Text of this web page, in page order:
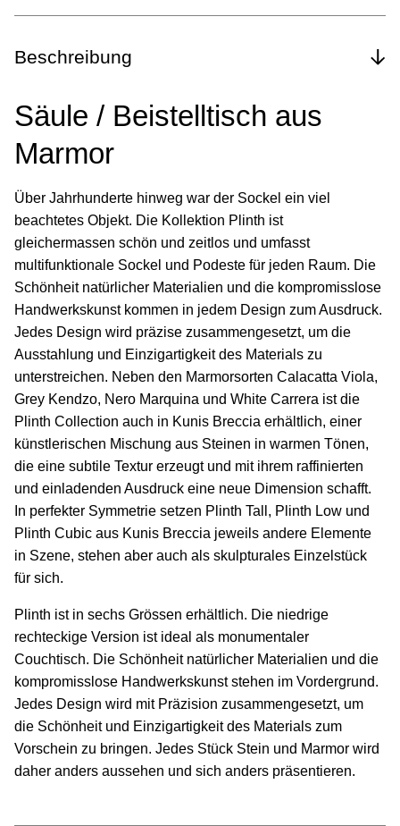
Beschreibung
Säule / Beistelltisch aus
Marmor
Über Jahrhunderte hinweg war der Sockel ein viel
beachtetes Objekt. Die Kollektion Plinth ist
gleichermassen schön und zeitlos und umfasst
multifunktionale Sockel und Podeste für jeden Raum. Die
Schönheit natürlicher Materialien und die kompromisslose
Handwerkskunst kommen in jedem Design zum Ausdruck.
Jedes Design wird präzise zusammengesetzt, um die
Ausstahlung und Einzigartigkeit des Materials zu
unterstreichen. Neben den Marmorsorten Calacatta Viola,
Grey Kendzo, Nero Marquina und White Carrera ist die
Plinth Collection auch in Kunis Breccia erhältlich, einer
künstlerischen Mischung aus Steinen in warmen Tönen,
die eine subtile Textur erzeugt und mit ihrem raffinierten
und einladenden Ausdruck eine neue Dimension schafft.
In perfekter Symmetrie setzen Plinth Tall, Plinth Low und
Plinth Cubic aus Kunis Breccia jeweils andere Elemente
in Szene, stehen aber auch als skulpturales Einzelstück
für sich.
Plinth ist in sechs Grössen erhältlich. Die niedrige
rechteckige Version ist ideal als monumentaler
Couchtisch. Die Schönheit natürlicher Materialien und die
kompromisslose Handwerkskunst stehen im Vordergrund.
Jedes Design wird mit Präzision zusammengesetzt, um
die Schönheit und Einzigartigkeit des Materials zum
Vorschein zu bringen. Jedes Stück Stein und Marmor wird
daher anders aussehen und sich anders präsentieren.